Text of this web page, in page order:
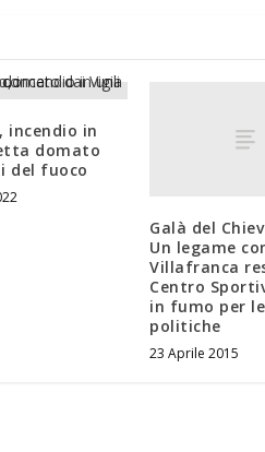
incendio in
domato
del fuoco
Galà del
Un legame
Villafranca
Centro
in fumo per
politiche
23 Aprile 2015